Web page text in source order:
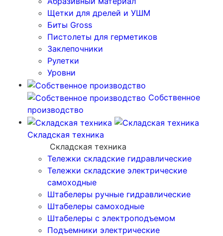
Щетки для дрелей и УШМ
Биты Gross
Пистолеты для герметиков
Заклепочники
Рулетки
Уровни
Собственное
производство
Складская техника
Складская техника
Тележки складские гидравлические
Тележки складские электрические
самоходные
Штабелеры ручные гидравлические
Штабелеры самоходные
Штабелеры с электроподъемом
Подъемники электрические